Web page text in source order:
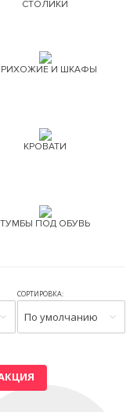
СТОЛИКИ
И ШКАФЫ
КРОВАТИ
ТУМБЫ ПОД ОБУВЬ
СОРТИРОВКА:
По умолчанию